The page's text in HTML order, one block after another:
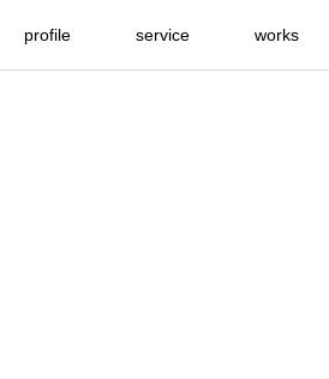
profile service works